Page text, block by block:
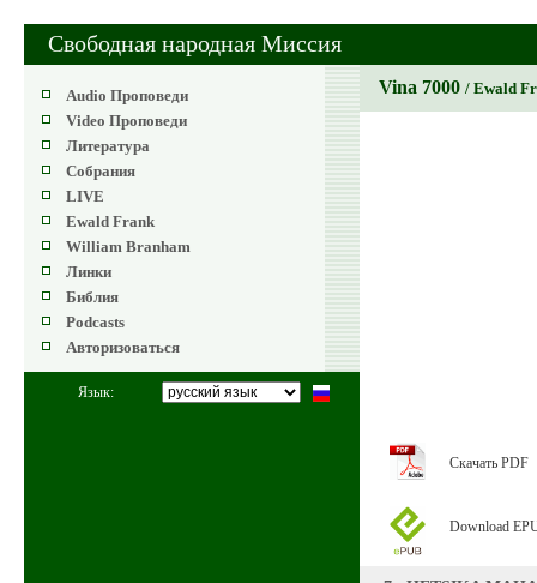
Свободная народная Миссия
Audio Проповеди
Video Проповеди
Литература
Собрания
LIVE
Ewald Frank
William Branham
Линки
Библия
Podcasts
Авторизоваться
Язык:
Vina 7000 / Ewald
Скачать PDF
Download